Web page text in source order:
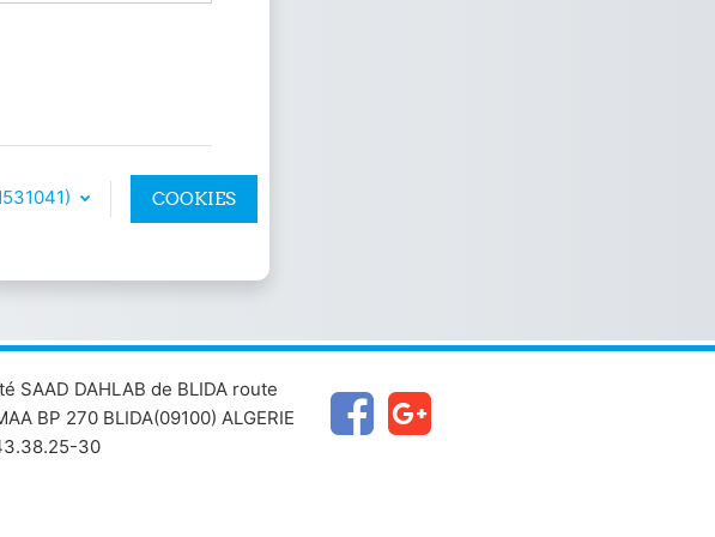
COOKIES
SAAD DAHLAB de BLIDA route
BP 270 BLIDA(09100) ALGERIE
30